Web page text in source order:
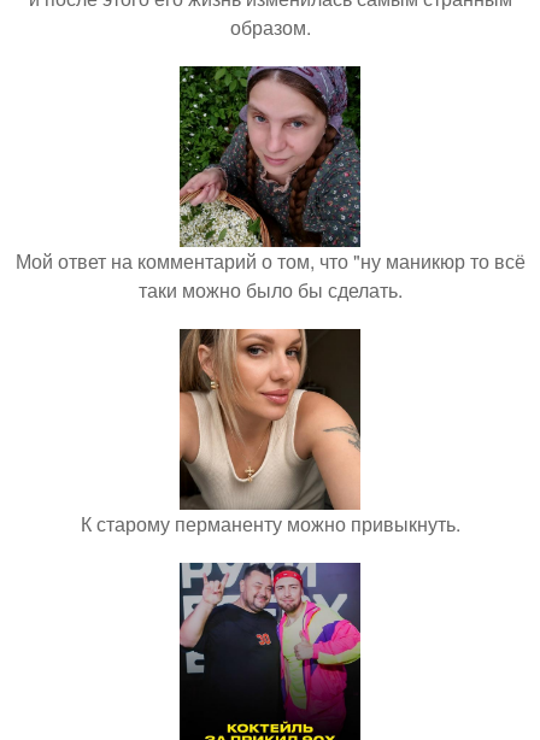
образом.
Мой ответ на комментарий о том, что "ну маникюр то всё
таки можно было бы сделать.
К старому перманенту можно привыкнуть.